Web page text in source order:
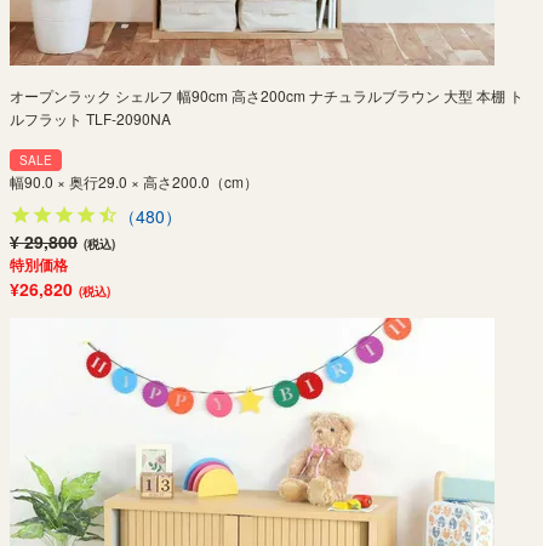
オープンラック シェルフ 幅90cm 高さ200cm ナチュラルブラウン 大型 本棚 ト
ルフラット TLF-2090NA
SALE
幅90.0 × 奥行29.0 × 高さ200.0（cm）
（480）
¥ 29,800 (税込)
特別価格
¥26,820 (税込)